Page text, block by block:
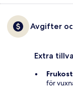
Avgifter
Extra
för